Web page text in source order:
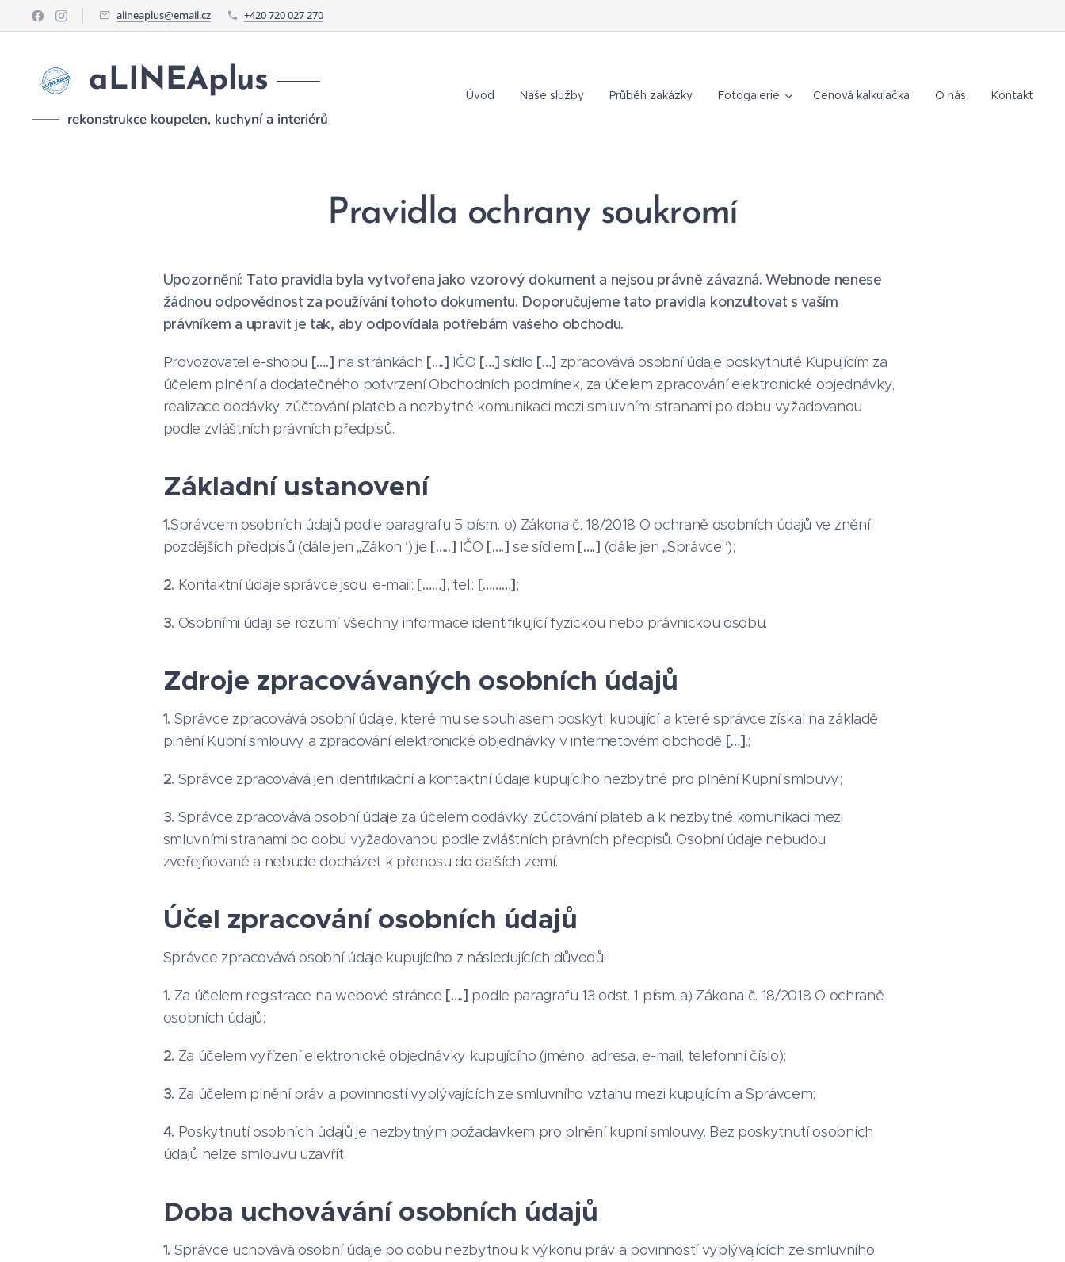
alineaplus@email.cz +420 720 027 270
aLINEAplus
rekonstrukce koupelen, kuchyní a interiérů
Úvod Naše služby Průběh zakázky Fotogalerie Cenová kalkulačka O nás Kontakt
Pravidla ochrany soukromí
Upozornění: Tato pravidla byla vytvořena jako vzorový dokument a nejsou právně závazná. Webnode nenese
žádnou odpovědnost za používání tohoto dokumentu. Doporučujeme tato pravidla konzultovat s vaším
právníkem a upravit je tak, aby odpovídala potřebám vašeho obchodu.
Provozovatel e-shopu [….] na stránkách [….] IČO […] sídlo […] zpracovává osobní údaje poskytnuté Kupujícím za
účelem plnění a dodatečného potvrzení Obchodních podmínek, za účelem zpracování elektronické objednávky,
realizace dodávky, zúčtování plateb a nezbytné komunikaci mezi smluvními stranami po dobu vyžadovanou
podle zvláštních právních předpisů.
Základní ustanovení
1.Správcem osobních údajů podle paragrafu 5 písm. o) Zákona č. 18/2018 O ochraně osobních údajů ve znění
pozdějších předpisů (dále jen „Zákon“) je […..] IČO [….] se sídlem [….] (dále jen „Správce“);
2. Kontaktní údaje správce jsou: e-mail: [……] , tel.: [………] ;
3. Osobními údaji se rozumí všechny informace identifikující fyzickou nebo právnickou osobu.
Zdroje zpracovávaných osobních údajů
1. Správce zpracovává osobní údaje, které mu se souhlasem poskytl kupující a které správce získal na základě
plnění Kupní smlouvy a zpracování elektronické objednávky v internetovém obchodě […].;
2. Správce zpracovává jen identifikační a kontaktní údaje kupujícího nezbytné pro plnění Kupní smlouvy;
3. Správce zpracovává osobní údaje za účelem dodávky, zúčtování plateb a k nezbytné komunikaci mezi
smluvními stranami po dobu vyžadovanou podle zvláštních právních předpisů. Osobní údaje nebudou
zveřejňované a nebude docházet k přenosu do dalších zemí.
Účel zpracování osobních údajů
Správce zpracovává osobní údaje kupujícího z následujících důvodů:
1. Za účelem registrace na webové stránce [….] podle paragrafu 13 odst. 1 písm. a) Zákona č. 18/2018 O ochraně
osobních údajů;
2. Za účelem vyřízení elektronické objednávky kupujícího (jméno, adresa, e-mail, telefonní číslo);
3. Za účelem plnění práv a povinností vyplývajících ze smluvního vztahu mezi kupujícím a Správcem;
4. Poskytnutí osobních údajů je nezbytným požadavkem pro plnění kupní smlouvy. Bez poskytnutí osobních
údajů nelze smlouvu uzavřít.
Doba uchovávání osobních údajů
1. Správce uchovává osobní údaje po dobu nezbytnou k výkonu práv a povinností vyplývajících ze smluvního